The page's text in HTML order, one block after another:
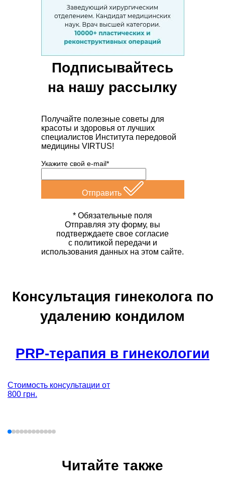
Подписывайтесь
на нашу рассылку
Получайте полезные советы для
красоты и здоровья от лучших
специалистов Института передовой
медицины VIRTUS!
Укажите свой e-mail*
Отправить
* Обязательные поля
Отправляя эту форму, вы
подтверждаете свое согласие
с политикой передачи и
использования данных на этом сайте.
Консультация гинеколога по
удалению кондилом
PRP-терапия в гинекологии
Стоимость консультации от
800 грн.
Читайте также